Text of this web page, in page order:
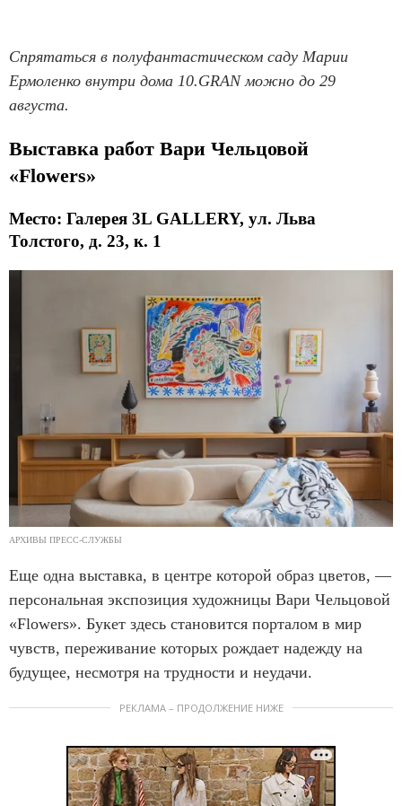
Спрятаться в полуфантастическом саду Марии
Ермоленко внутри дома 10.GRAN можно до 29
августа.
Выставка работ Вари Чельцовой
«Flowers»
Место: Галерея 3L GALLERY, ул. Льва
Толстого, д. 23, к. 1
АРХИВЫ ПРЕСС-СЛУЖБЫ
Еще одна выставка, в центре которой образ цветов, —
персональная экспозиция художницы Вари Чельцовой
«Flowers». Букет здесь становится порталом в мир
чувств, переживание которых рождает надежду на
будущее, несмотря на трудности и неудачи.
РЕКЛАМА – ПРОДОЛЖЕНИЕ НИЖЕ